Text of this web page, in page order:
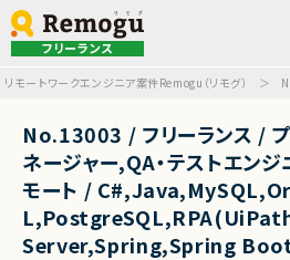
フリーランス
リモートワークエンジニア案件Remogu（リモグ）
No.13003 / フリーランス /
ネージャー,QA・テストエン
モート /
Server,Spring,Spring